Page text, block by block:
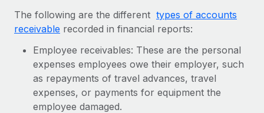
kandidaten
Blijf compliance-risico's voor
Apparaatbeheer
Lever en track wereldwijd IT-middelen
Alle bronnen bekijken
Global Payroll
EOR en PEO
The following are the different types of accounts
receivable recorded in financial reports:
Employee receivables: These are the personal
expenses employees owe their employer, such
as repayments of travel advances, travel
expenses, or payments for equipment the
employee damaged.